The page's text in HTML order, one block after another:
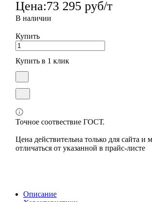
Цена:73 295 руб/т
В наличии
Купить
Купить в 1 клик
Точное соотвествие ГОСТ.
Цена действительна только для сайта и
отличаться от указанной в прайс-листе
Описание